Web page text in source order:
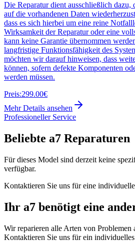
Die Reparatur dient ausschließlich
auf die vorhandenen Daten
dass es sich hierbei um eine reine
Wirksamkeit der Reparatur oder eine
kann keine Garantie übernommen
langfristige Funktionsfähigkeit des
möchten wir darauf hinweisen, dass
können, sofern defekte Komponenten
werden müssen.
Preis:299.00€
Mehr Details ansehen
Professioneller Service
Beliebte a7 Reparaturen
Für dieses Model sind derzeit keine
verfügbar.
Kontaktieren Sie uns für eine
Ihr a7 benötigt eine
Wir reparieren alle Arten von Problemen
Kontaktieren Sie uns für ein